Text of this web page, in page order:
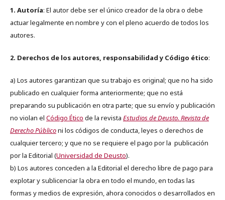
1. Autoría: El autor debe ser el único creador de la obra o debe
actuar legalmente en nombre y con el pleno acuerdo de todos los
autores.
2. Derechos de los autores, responsabilidad y Código ético:
a) Los autores garantizan que su trabajo es original; que no ha sido
publicado en cualquier forma anteriormente; que no está
preparando su publicación en otra parte; que su envío y publicación
no violan el Código Ético de la revista Estudios de Deusto. Revista de
Derecho Públiconi los códigos de conducta, leyes o derechos de
cualquier tercero; y que no se requiere el pago por la publicación
por la Editorial (Universidad de Deusto).
b) Los autores conceden a la Editorial el derecho libre de pago para
explotar y sublicenciar la obra en todo el mundo, en todas las
formas y medios de expresión, ahora conocidos o desarrollados en